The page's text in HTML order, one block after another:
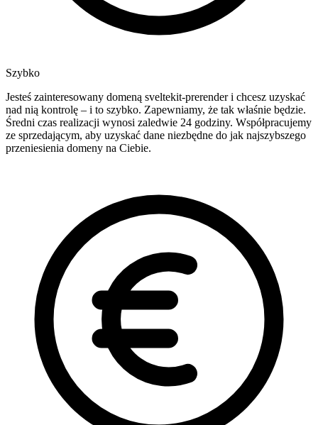
Szybko
Jesteś zainteresowany domeną sveltekit-prerender i chcesz uzyskać
nad nią kontrolę – i to szybko. Zapewniamy, że tak właśnie będzie.
Średni czas realizacji wynosi zaledwie 24 godziny. Współpracujemy
ze sprzedającym, aby uzyskać dane niezbędne do jak najszybszego
przeniesienia domeny na Ciebie.